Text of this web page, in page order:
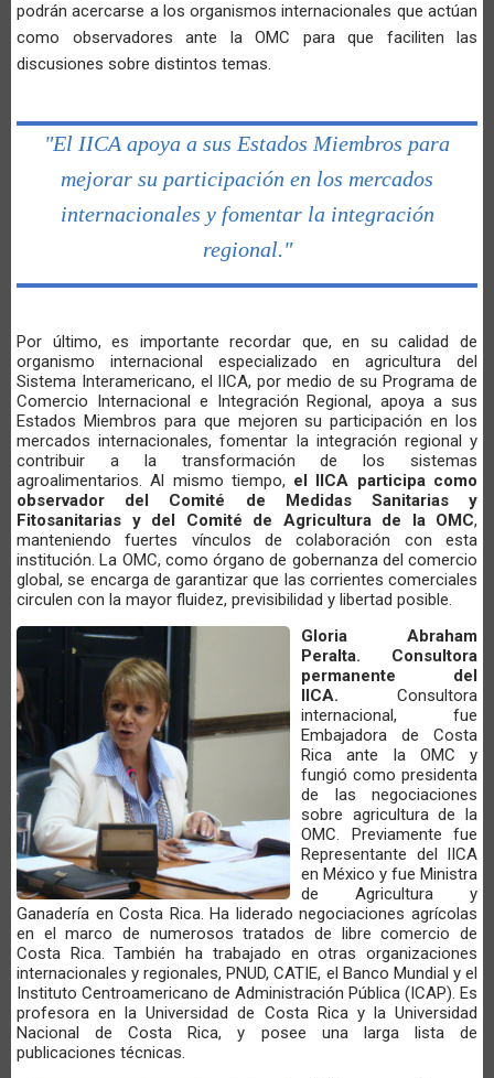
podrán acercarse a los organismos internacionales que actúan
como observadores ante la OMC para que faciliten las
discusiones sobre distintos temas.
"El IICA apoya a sus Estados Miembros para
mejorar su participación en los mercados
internacionales y fomentar la integración
regional."
Por último, es importante recordar que, en su calidad de
organismo internacional especializado en agricultura del
Sistema Interamericano, el IICA, por medio de su Programa de
Comercio Internacional e Integración Regional, apoya a sus
Estados Miembros para que mejoren su participación en los
mercados internacionales, fomentar la integración regional y
contribuir a la transformación de los sistemas
agroalimentarios. Al mismo tiempo, el IICA participa como
observador del Comité de Medidas Sanitarias y
Fitosanitarias y del Comité de Agricultura de la OMC,
manteniendo fuertes vínculos de colaboración con esta
institución. La OMC, como órgano de gobernanza del comercio
global, se encarga de garantizar que las corrientes comerciales
circulen con la mayor fluidez, previsibilidad y libertad posible.
Gloria Abraham
Peralta. Consultora
permanente del
IICA. Consultora
internacional, fue
Embajadora de Costa
Rica ante la OMC y
fungió como presidenta
de las negociaciones
sobre agricultura de la
OMC. Previamente fue
Representante del IICA
en México y fue Ministra
de Agricultura y
Ganadería en Costa Rica. Ha liderado negociaciones agrícolas
en el marco de numerosos tratados de libre comercio de
Costa Rica. También ha trabajado en otras organizaciones
internacionales y regionales, PNUD, CATIE, el Banco Mundial y el
Instituto Centroamericano de Administración Pública (ICAP). Es
profesora en la Universidad de Costa Rica y la Universidad
Nacional de Costa Rica, y posee una larga lista de
publicaciones técnicas.